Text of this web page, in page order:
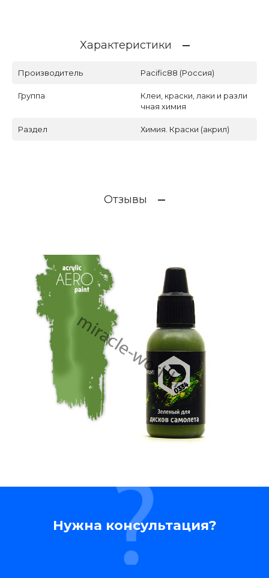
Характеристики
Производитель Pacific88 (Россия)
Группа
Клеи, краски, лаки и разли
чная химия
Раздел Химия. Краски (акрил)
Отзывы
Нужна консультация?